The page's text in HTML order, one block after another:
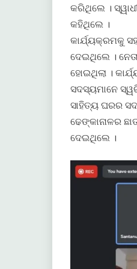
କରିଥିଲେ ।
କହିଥିଲେ ।
କାର୍ଯ୍ୟକ୍ରମକୁ
ଦେଇଥିଲେ ।
ହୋଇଥିଲା ।
ସଦସ୍ୟମାନେ
ସାହିତ୍ୟ ଘରର
ଢେଙ୍କାନାଳର
ଦେଇଥିଲେ ।